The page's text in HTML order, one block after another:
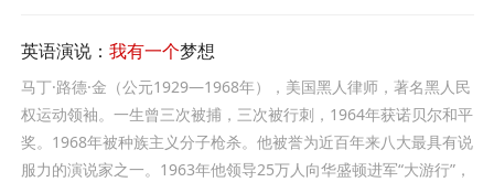
英语演说： 我有一个梦想
马丁·路德·金（公元1929—1968年），美国黑人律师，著名黑人民
权运动领袖。一生曾三次被捕，三次被行刺，1964年获诺贝尔和平
奖。1968年被种族主义分子枪杀。他被誉为近百年来八大最具有说
服力的演说家之一。1963年他领导25万人向华盛顿进军“大游行”，